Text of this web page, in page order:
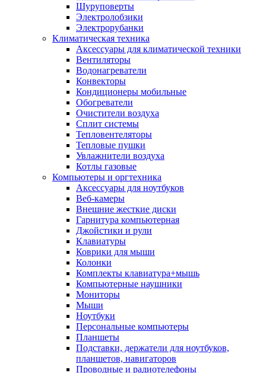
Шуруповерты
Электролобзики
Электрорубанки
Климатическая техника
Аксессуары для климатической техники
Вентиляторы
Водонагреватели
Конвекторы
Кондиционеры мобильные
Обогреватели
Очистители воздуха
Сплит системы
Тепловентеляторы
Тепловые пушки
Увлажнители воздуха
Котлы газовые
Компьютеры и оргтехника
Аксессуары для ноутбуков
Веб-камеры
Внешние жесткие диски
Гарнитура компьютерная
Джойстики и рули
Клавиатуры
Коврики для мыши
Колонки
Комплекты клавиатура+мышь
Компьютерные наушники
Мониторы
Мыши
Ноутбуки
Персональные компьютеры
Планшеты
Подставки, держатели для ноутбуков,
планшетов, навигаторов
Проводные и радиотелефоны